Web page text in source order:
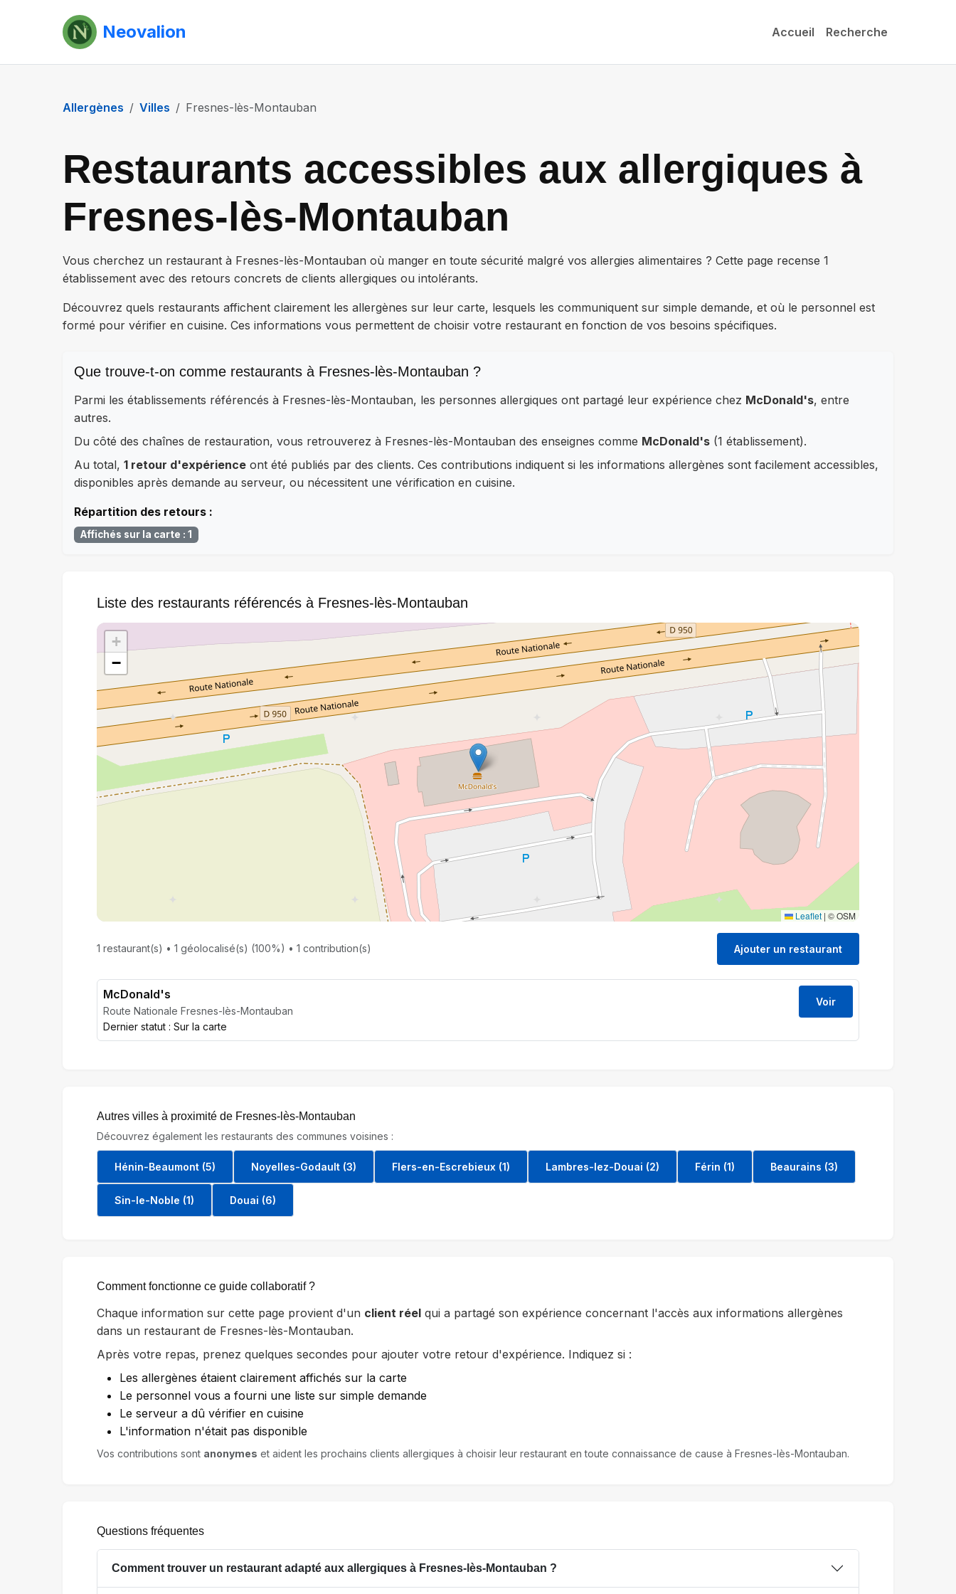
Neovalion Accueil Recherche
Allergènes Villes Fresnes-lès-Montauban
Restaurants accessibles aux allergiques à
Fresnes-lès-Montauban
Vous cherchez un restaurant à Fresnes-lès-Montauban où manger en toute sécurité malgré vos allergies alimentaires ? Cette page recense 1
établissement avec des retours concrets de clients allergiques ou intolérants.
Découvrez quels restaurants affichent clairement les allergènes sur leur carte, lesquels les communiquent sur simple demande, et où le personnel est
formé pour vérifier en cuisine. Ces informations vous permettent de choisir votre restaurant en fonction de vos besoins spécifiques.
Que trouve-t-on comme restaurants à Fresnes-lès-Montauban ?
Parmi les établissements référencés à Fresnes-lès-Montauban, les personnes allergiques ont partagé leur expérience chez McDonald's, entre
autres.
Du côté des chaînes de restauration, vous retrouverez à Fresnes-lès-Montauban des enseignes comme McDonald's (1 établissement).
Au total, 1 retour d'expérience ont été publiés par des clients. Ces contributions indiquent si les informations allergènes sont facilement accessibles,
disponibles après demande au serveur, ou nécessitent une vérification en cuisine.
Répartition des retours :
Affichés sur la carte : 1
Liste des restaurants référencés à Fresnes-lès-Montauban
+
−
Leaflet | © OSM
1 restaurant(s) • 1 géolocalisé(s) (100%) • 1 contribution(s) Ajouter un restaurant
McDonald's
Route Nationale Fresnes-lès-Montauban
Dernier statut : Sur la carte
Voir
Autres villes à proximité de Fresnes-lès-Montauban
Découvrez également les restaurants des communes voisines :
Hénin-Beaumont (5) Noyelles-Godault (3) Flers-en-Escrebieux (1) Lambres-lez-Douai (2) Férin (1) Beaurains (3)
Sin-le-Noble (1) Douai (6)
Comment fonctionne ce guide collaboratif ?
Chaque information sur cette page provient d'un client réel qui a partagé son expérience concernant l'accès aux informations allergènes
dans un restaurant de Fresnes-lès-Montauban.
Après votre repas, prenez quelques secondes pour ajouter votre retour d'expérience. Indiquez si :
Les allergènes étaient clairement affichés sur la carte
Le personnel vous a fourni une liste sur simple demande
Le serveur a dû vérifier en cuisine
L'information n'était pas disponible
Vos contributions sont anonymes et aident les prochains clients allergiques à choisir leur restaurant en toute connaissance de cause à Fresnes-lès-Montauban.
Questions fréquentes
Comment trouver un restaurant adapté aux allergiques à Fresnes-lès-Montauban ?